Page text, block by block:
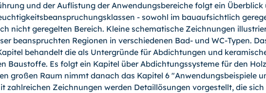
und der Auflistung der Anwendungsbereiche folgt ein Überblick
- sowohl im bauaufsichtlich
nicht geregelten Bereich. Kleine schematische Zeichnungen
beanspruchten Regionen in verschiedenen Bad- und WC-Typen.
behandelt die als Untergründe für Abdichtungen und
Baustoffe. Es folgt ein Kapitel über Abdichtungssysteme für den
großen Raum nimmt danach das Kapitel 6 "Anwendungsbeispiele
zahlreichen Zeichnungen werden Detaillösungen vorgestellt, die sich